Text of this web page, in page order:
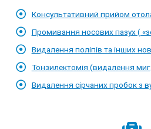
Консультативний прийом
Промивання носових пазух (
Видалення поліпів та інших
Тонзилектомія (видалення
Видалення сірчаних пробок з